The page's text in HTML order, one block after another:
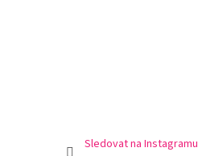
Sledovat na Instagramu